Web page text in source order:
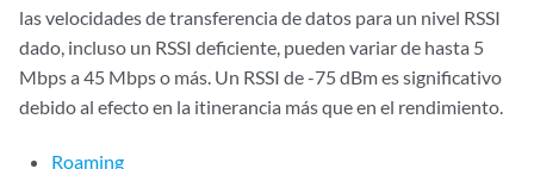
las velocidades de transferencia de datos para un nivel RSSI
dado, incluso un RSSI deficiente, pueden variar de hasta 5
Mbps a 45 Mbps o más. Un RSSI de -75 dBm es significativo
debido al efecto en la itinerancia más que en el rendimiento.
Roaming